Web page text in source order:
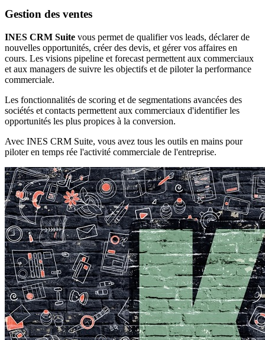
Gestion des ventes
INES CRM Suite vous permet de qualifier vos leads, déclarer de
nouvelles opportunités, créer des devis, et gérer vos affaires en
cours. Les visions pipeline et forecast permettent aux commerciaux
et aux managers de suivre les objectifs et de piloter la performance
commerciale.
Les fonctionnalités de scoring et de segmentations avancées des
sociétés et contacts permettent aux commerciaux d'identifier les
opportunités les plus propices à la conversion.
Avec INES CRM Suite, vous avez tous les outils en mains pour
piloter en temps rée l'activité commerciale de l'entreprise.